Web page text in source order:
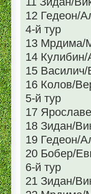
12 Гедеон/
4-й тур
13 Мрдима/
14
15
16 Колов/
5-й тур
17
18 Зидан/
19 Гедеон/
20 Бобер/
6-й тур
21 Зидан/